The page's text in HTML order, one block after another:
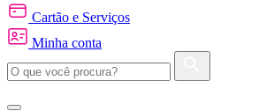
Cartão e Serviços
Minha conta